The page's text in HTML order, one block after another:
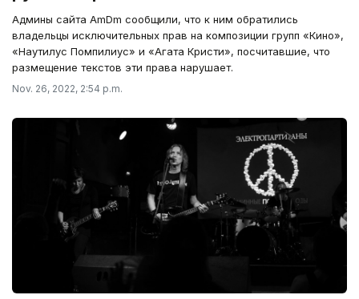
Админы сайта AmDm сообщили, что к ним обратились
владельцы исключительных прав на композиции групп «Кино»,
«Наутилус Помпилиус» и «Агата Кристи», посчитавшие, что
размещение текстов эти права нарушает.
Nov. 26, 2022, 2:54 p.m.